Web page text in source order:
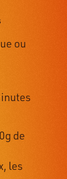
ou
de
les